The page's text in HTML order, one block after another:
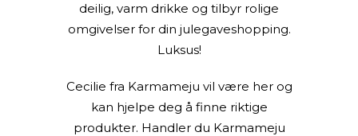
deilig, varm drikke og tilbyr rolige
omgivelser for din julegaveshopping.
Luksus!
Cecilie fra Karmameju vil være her og
kan hjelpe deg å finne riktige
produkter. Handler du Karmameju